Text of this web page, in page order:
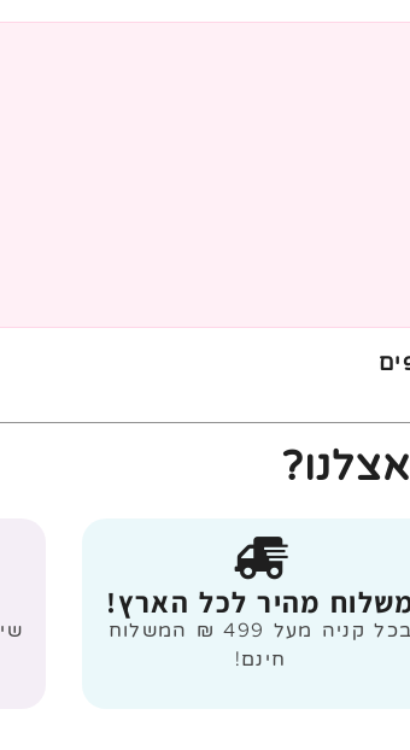
מהיר לכל הארץ!
בכל קניה מעל 499 ₪ המשלוח
חינם!